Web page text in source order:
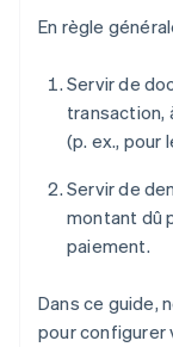
En règle
Servir de
transaction,
(p. ex., pour
Servir de
montant dû
paiement.
Dans ce guide,
pour configurer